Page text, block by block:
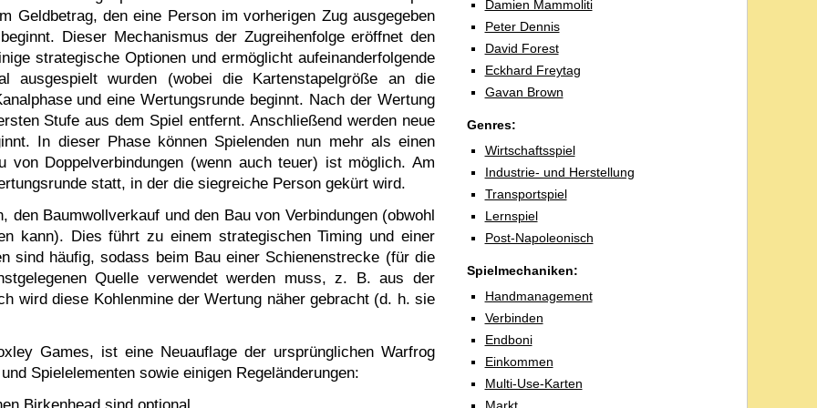
Damien Mammoliti
Peter Dennis
David Forest
Eckhard Freytag
Gavan Brown
Genres:
Wirtschaftsspiel
Industrie- und Herstellung
Transportspiel
Lernspiel
Post-Napoleonisch
Spielmechaniken:
Handmanagement
Verbinden
Endboni
Einkommen
Multi-Use-Karten
Geldbetrag, den eine Person im vorherigen Zug ausgegeben
Dieser Mechanismus der Zugreihenfolge eröffnet den
strategische Optionen und ermöglicht aufeinanderfolgende
ausgespielt wurden (wobei die Kartenstapelgröße an die
und eine Wertungsrunde beginnt. Nach der Wertung
Stufe aus dem Spiel entfernt. Anschließend werden neue
In dieser Phase können Spielenden nun mehr als einen
Doppelverbindungen (wenn auch teuer) ist möglich. Am
statt, in der die siegreiche Person gekürt wird.
Baumwollverkauf und den Bau von Verbindungen (obwohl
kann). Dies führt zu einem strategischen Timing und einer
sind häufig, sodass beim Bau einer Schienenstrecke (für die
Quelle verwendet werden muss, z. B. aus der
wird diese Kohlenmine der Wertung näher gebracht (d. h. sie
Games, ist eine Neuauflage der ursprünglichen Warfrog
Spielelementen sowie einigen Regeländerungen: